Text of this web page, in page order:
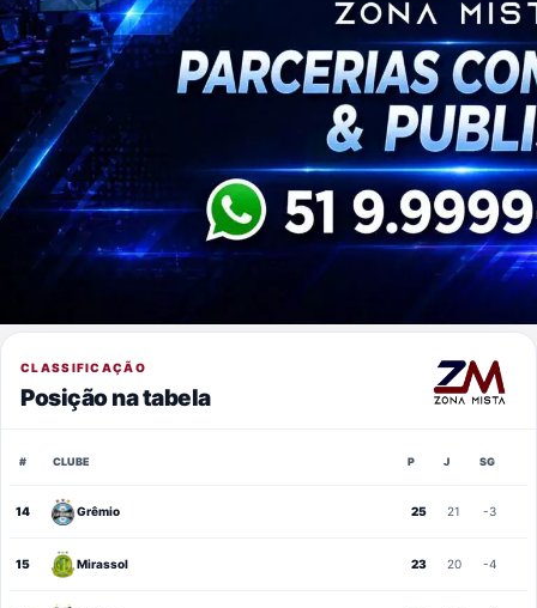
CLASSIFICAÇÃO
Posição na tabela
# CLUBE P J SG
14 Grêmio 25 21 -3
15 Mirassol 23 20 -4